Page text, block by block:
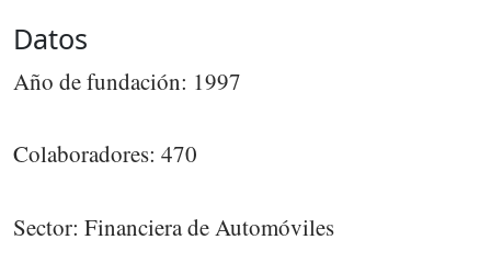
Datos
Año de fundación: 1997
Colaboradores: 470
Sector: Financiera de Automóviles